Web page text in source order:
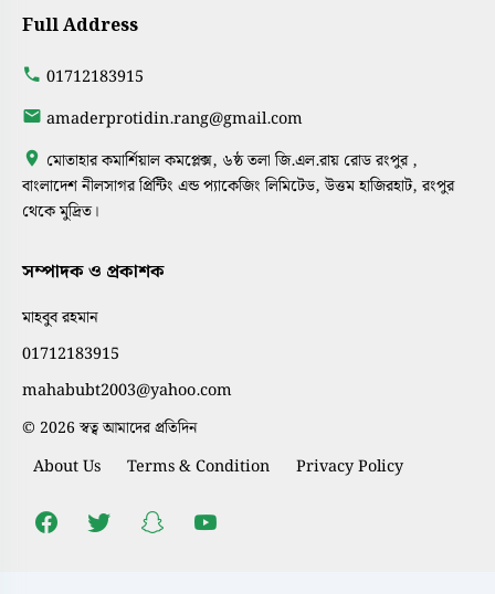
Full Address
01712183915
amaderprotidin.rang@gmail.com
মোতাহার কমার্শিয়াল কমপ্লেক্স, ৬ষ্ঠ তলা জি.এল.রায় রোড রংপুর ,
বাংলাদেশ নীলসাগর প্রিন্টিং এন্ড প্যাকেজিং লিমিটেড, উত্তম হাজিরহাট, রংপুর
থেকে মুদ্রিত।
সম্পাদক ও প্রকাশক
মাহবুব রহমান
01712183915
mahabubt2003@yahoo.com
© 2026 স্বত্ব আমাদের প্রতিদিন
About Us Terms & Condition Privacy Policy